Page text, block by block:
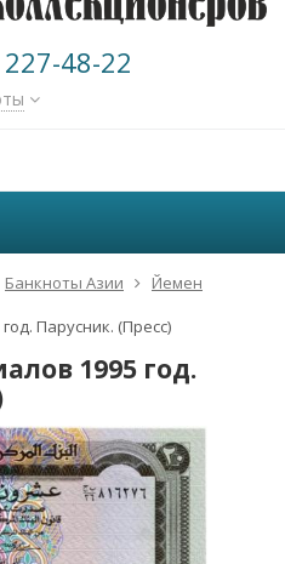
48-22
Банкноты Азии
Йемен
Парусник. (Пресс)
1995 год.